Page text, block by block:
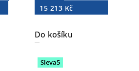
15 213 Kč
Do košíku
Sleva5